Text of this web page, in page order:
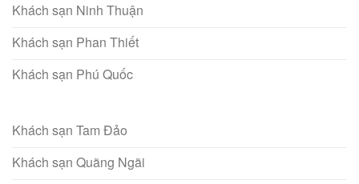
Khách sạn Ninh Thuận
Khách sạn Phan Thiết
Khách sạn Phú Quốc
Khách sạn Tam Đảo
Khách sạn Quãng Ngãi